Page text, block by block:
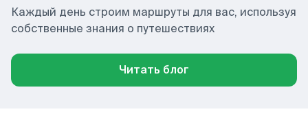
Каждый день строим маршруты для вас, используя
собственные знания о путешествиях
Читать блог